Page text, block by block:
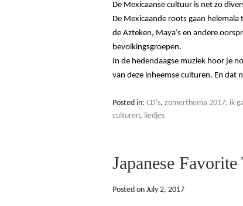
De Mexicaanse cultuur is net zo
De Mexicaande roots gaan helemala
de Azteken, Maya’s en andere
bevolkingsgroepen.
In de hedendaagse muziek hoor je
van deze inheemse culturen. En dat
Posted in: CD's, zomerthema 2017: ik
culturen, liedjes
Japanese
Posted on July 2, 2017